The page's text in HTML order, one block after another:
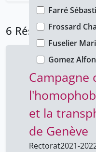
Farré
Frossard
Fuselier
Gomez
Henchoz
Jollien
Jolliet
Joyeux-
Kanaan Sami
6 Résultats
Campagne
et la
de Genève
Rectorat2021-